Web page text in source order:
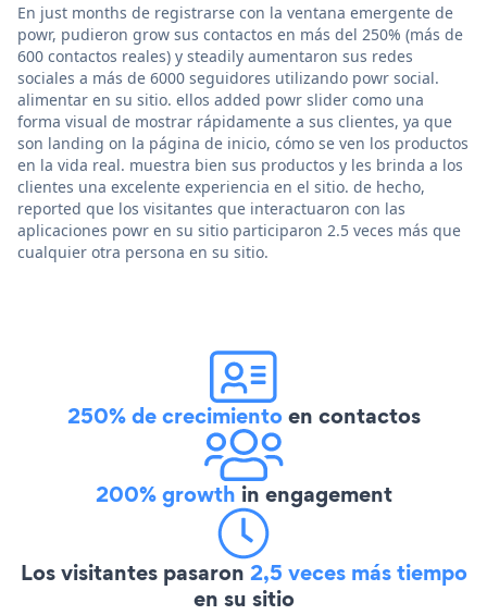
En just months de registrarse con la ventana emergente de
powr, pudieron grow sus contactos en más del 250% (más de
600 contactos reales) y steadily aumentaron sus redes
sociales a más de 6000 seguidores utilizando powr social.
alimentar en su sitio. ellos added powr slider como una
forma visual de mostrar rápidamente a sus clientes, ya que
son landing on la página de inicio, cómo se ven los productos
en la vida real. muestra bien sus productos y les brinda a los
clientes una excelente experiencia en el sitio. de hecho,
reported que los visitantes que interactuaron con las
aplicaciones powr en su sitio participaron 2.5 veces más que
cualquier otra persona en su sitio.
250% de crecimientoen contactos
200% growth in engagement
Los visitantes pasaron 2,5 veces más tiempo
en su sitio